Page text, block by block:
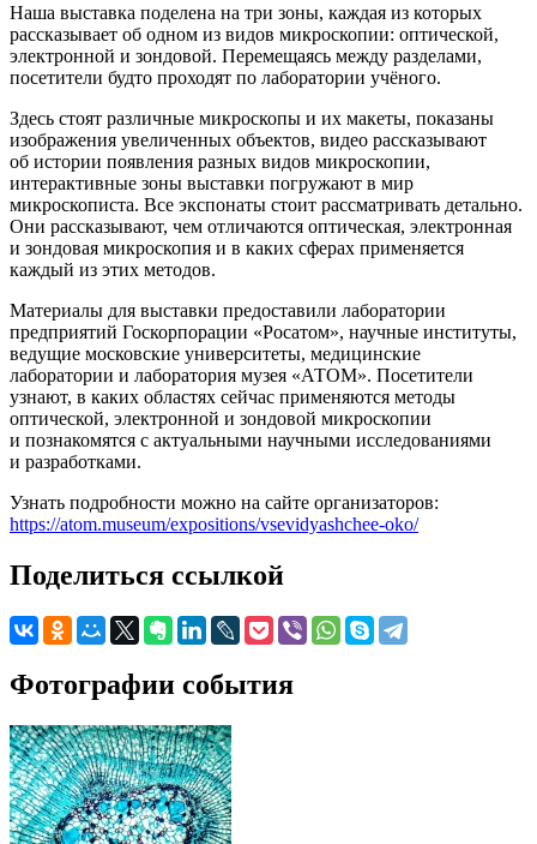
Наша выставка поделена на три зоны, каждая из которых
рассказывает об одном из видов микроскопии: оптической,
электронной и зондовой. Перемещаясь между разделами,
посетители будто проходят по лаборатории учёного.
Здесь стоят различные микроскопы и их макеты, показаны
изображения увеличенных объектов, видео рассказывают
об истории появления разных видов микроскопии,
интерактивные зоны выставки погружают в мир
микроскописта. Все экспонаты стоит рассматривать детально.
Они рассказывают, чем отличаются оптическая, электронная
и зондовая микроскопия и в каких сферах применяется
каждый из этих методов.
Материалы для выставки предоставили лаборатории
предприятий Госкорпорации «Росатом», научные институты,
ведущие московские университеты, медицинские
лаборатории и лаборатория музея «АТОМ». Посетители
узнают, в каких областях сейчас применяются методы
оптической, электронной и зондовой микроскопии
и познакомятся с актуальными научными исследованиями
и разработками.
Узнать подробности можно на сайте организаторов:
https://atom.museum/expositions/vsevidyashchee-oko/
Поделиться ссылкой
Фотографии события